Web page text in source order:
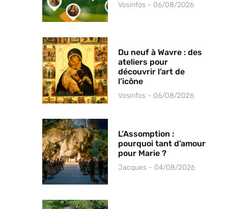
Vosinfos 06/08/2026
Du neuf à Wavre : des
ateliers pour
découvrir l’art de
l’icône
Vosinfos 06/08/2026
L’Assomption :
pourquoi tant d’amour
pour Marie ?
Jacques 04/08/2026